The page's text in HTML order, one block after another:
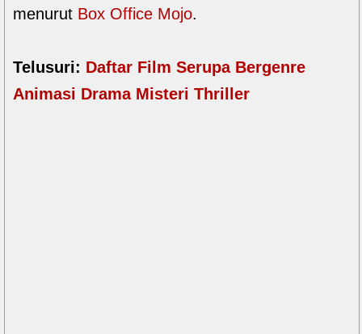
menurut Box Office Mojo.
Telusuri: Daftar Film Serupa Bergenre
Animasi Drama Misteri Thriller